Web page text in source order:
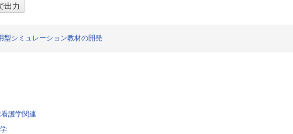
型シミュレーション教材の開発
護学関連